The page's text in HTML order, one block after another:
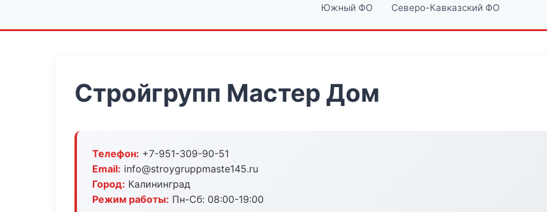
Южный ФО Северо-Кавказский ФО
Стройгрупп Мастер Дом
Телефон: +7-951-309-90-51
Email: info@stroygruppmaste145.ru
Город: Калининград
Режим работы: Пн-Сб: 08:00-19:00